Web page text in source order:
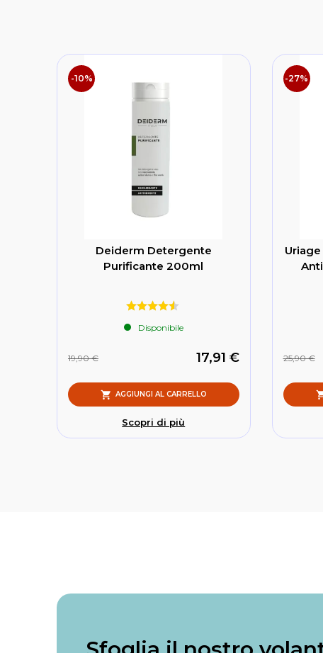
-10%
Deiderm Detergente
Purificante 200ml
Disponibile
17,91 €
19,90 €
AGGIUNGI AL CARRELLO
Scopri di più
-27%
25,90 €